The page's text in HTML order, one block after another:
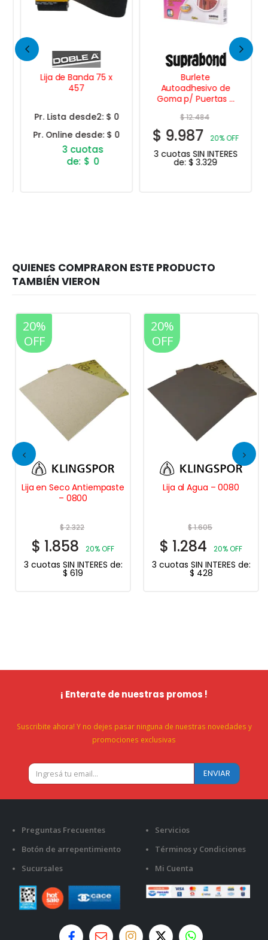
Lija de Banda 75 x
457
Pr. Lista desde2:$ 0
Pr. Online desde: $ 0
$ 0
Burlete
Autoadhesivo de
Goma p/ Puertas y
Mts.
$12.484
$9.987 20% OFF
3 cuotas SIN INTERES
de: $3.329
20%
OFF
Lija en Seco Antiempaste
– 0800
$2.322
$ 1.858 20% OFF
3 cuotas SIN INTERES de:
$ 619
20%
OFF
Lija al Agua – 0080
$1.605
$ 1.284 20% OFF
3 cuotas SIN INTERES de:
$ 428
¡ Enterate de nuestras promos !
Suscribite ahora! Y no dejes pasar ninguna de nuestras novedades y
promociones exclusivas
Preguntas Frecuentes
Botón de arrepentimiento
Sucursales
Servicios
Términos y Condiciones
Mi Cuenta